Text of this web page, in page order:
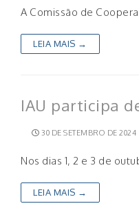
A Comissão de
LEIA MAIS →
IAU participa
30 DE SETEMBRO DE 2024
Nos dias 1, 2 e 3 de
LEIA MAIS →